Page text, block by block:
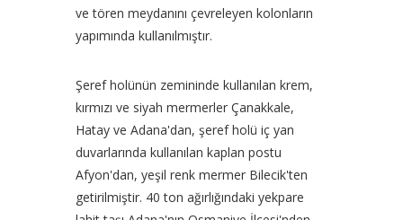
ve tören meydanını çevreleyen kolonların
yapımında kullanılmıştır.
Şeref holünün zemininde kullanılan krem,
kırmızı ve siyah mermerler Çanakkale,
Hatay ve Adana'dan, şeref holü iç yan
duvarlarında kullanılan kaplan postu
Afyon'dan, yeşil renk mermer Bilecik'ten
getirilmiştir. 40 ton ağırlığındaki yekpare